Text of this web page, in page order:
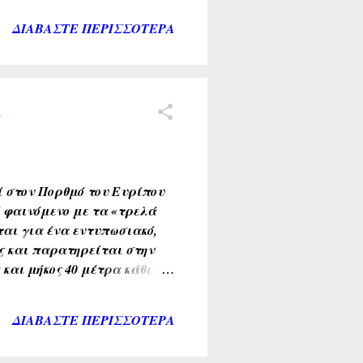
εκτέλεση της παραπάνω
ΔΙΑΒΆΣΤΕ ΠΕΡΙΣΣΌΤΕΡΑ
στον Πορθμό του Ευρίπου
φαινόμενο με τα «τρελά
για ένα εντυπωσιακό,
και παρατηρείται στην
μήκος 40 μέτρα κάθε έξι
ότι κάθε 21
ΔΙΑΒΆΣΤΕ ΠΕΡΙΣΣΌΤΕΡΑ